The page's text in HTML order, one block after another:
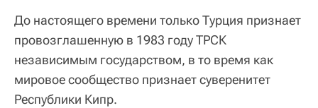
До настоящего времени только Турция признает
провозглашенную в 1983 году ТРСК
независимым государством, в то время как
мировое сообщество признает суверенитет
Республики Кипр.